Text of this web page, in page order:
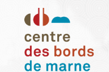
contenu
principal